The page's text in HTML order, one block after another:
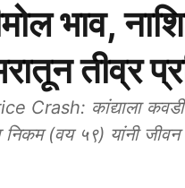
भाव,
तीव्र
Crash: कांद्याला
(वय ५९) यांनी जीवन